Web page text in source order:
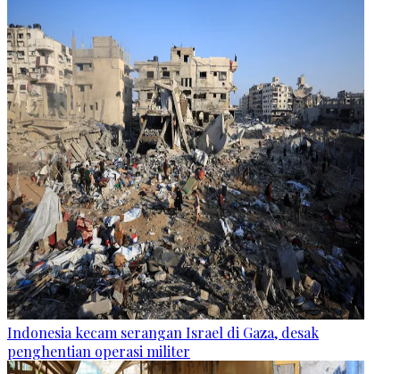
Indonesia kecam serangan Israel di Gaza, desak
penghentian operasi militer